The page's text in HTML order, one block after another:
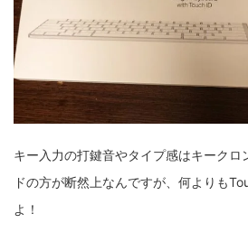
キー入力の打鍵音やタイプ感はキークロ
ドの方が断然上なんですが、何よりも
よ！